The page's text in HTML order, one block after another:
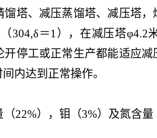
塔、减压蒸馏塔、减压塔
304,δ＝1），在减压塔
停工或正常生产都能适应
内达到正常操作。
），钼（3%）及氮含量